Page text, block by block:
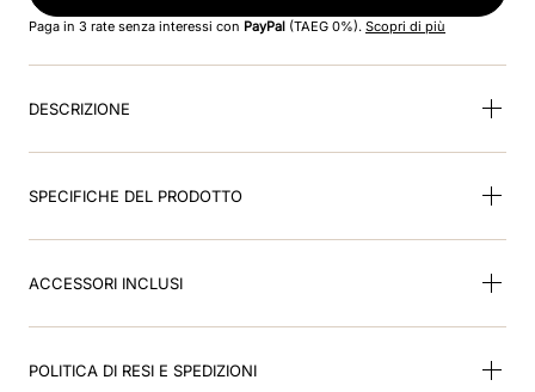
8.visor
9.kep nero
10.kep cromo
Paga in 3 rate senza interessi con PayPal (TAEG 0%). Scopri di più
DESCRIZIONE
SPECIFICHE DEL PRODOTTO
ACCESSORI INCLUSI
POLITICA DI RESI E SPEDIZIONI